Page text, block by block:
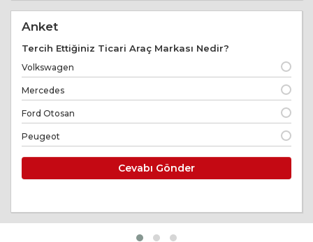
Anket
Tercih Ettiğiniz Ticari Araç Markası Nedir?
Volkswagen
Mercedes
Ford Otosan
Peugeot
Cevabı Gönder